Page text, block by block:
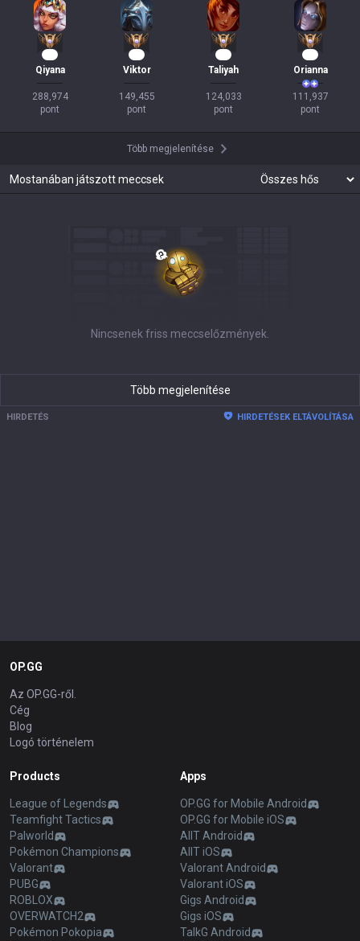
Qiyana
288,974
pont
Viktor
149,455
pont
Taliyah
124,033
pont
Orianna
111,937
pont
Több megjelenítése
Mostanában játszott meccsek
Nincsenek friss meccselőzmények.
Több megjelenítése
HIRDETÉS HIRDETÉSEK ELTÁVOLÍTÁSA
OP.GG
Az OP.GG-ről.
Cég
Blog
Logó történelem
Products
League of Legends
Teamfight Tactics
Palworld
Pokémon Champions
Valorant
PUBG
ROBLOX
OVERWATCH2
Pokémon Pokopia
Apps
OP.GG for Mobile Android
OP.GG for Mobile iOS
AllT Android
AllT iOS
Valorant Android
Valorant iOS
Gigs Android
Gigs iOS
TalkG Android